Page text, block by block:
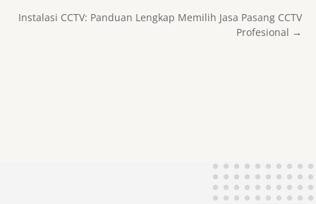
Instalasi CCTV: Panduan Lengkap Memilih Jasa Pasang CCTV
Profesional →